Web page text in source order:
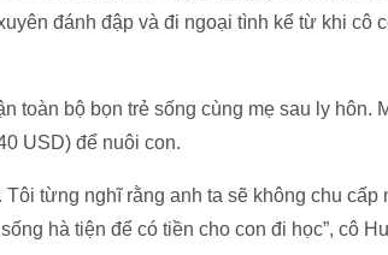
đánh đập và đi ngoại tình kể từ khi cô
toàn bộ bọn trẻ sống cùng mẹ sau ly hôn.
USD) để nuôi con.
từng nghĩ rằng anh ta sẽ không chu cấp
hà tiện để có tiền cho con đi học”, cô